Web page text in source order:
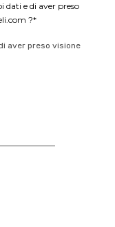
dati e di aver preso
?*
aver preso visione